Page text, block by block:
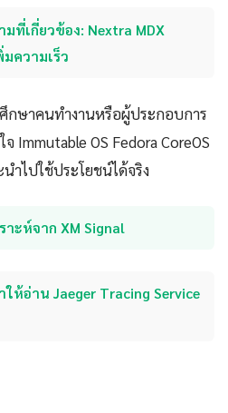
ที่เกี่ยวข้อง: Nextra MDX
ความเร็ว
กษาคนทำงานหรือผู้ประกอบการ
Immutable OS Fedora CoreOS
ำไปใช้ประโยชน์ได้จริง
าะห์จาก XM Signal
ห้อ่าน Jaeger Tracing Service